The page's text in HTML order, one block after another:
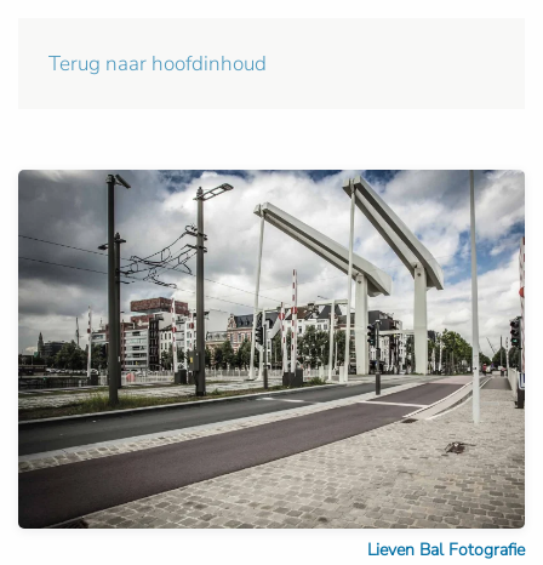
Terug naar hoofdinhoud
Lieven Bal Fotografie